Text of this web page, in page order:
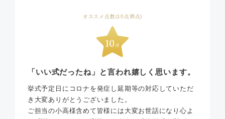
オススメ点数(10点満点)
「いい式だったね」と言われ嬉しく思います。
挙式予定日にコロナを発症し延期等の対応していただ
き大変ありがとうございました。
ご担当の小高様含めて皆様には大変お世話になり心よ